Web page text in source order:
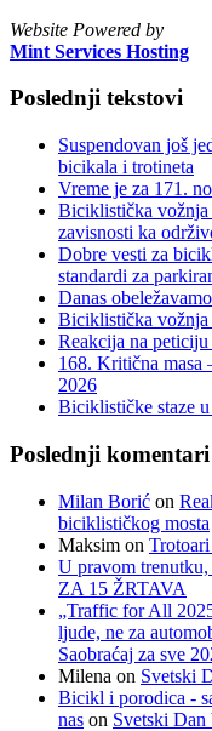
Website Powered by
Mint Services Hosting
Poslednji tekstovi
Suspendovan još
bicikala i trotineta
Vreme je za 171.
Biciklistička vožnja
zavisnosti ka
Dobre vesti za
standardi za
Danas
Biciklistička vožnja
Reakcija na
168. Kritična masa
2026
Biciklističke staze
Poslednji komentari
Milan Borić on
biciklističkog mosta
Maksim on Trotoari
U pravom trenutku,
ZA 15 ŽRTAVA
„Traffic for All
ljude, ne za
Saobraćaj za sve
Milena on Svetski
Bicikl i porodica -
nas on Svetski